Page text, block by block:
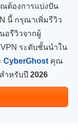
ต้องการแบ่งปัน
นี้ กรุณาเพิ่มรีวิว
อรีวิวจากผู้
ระดับชั้นนำใน
CyberGhost คุณ
สำหรับปี 2026